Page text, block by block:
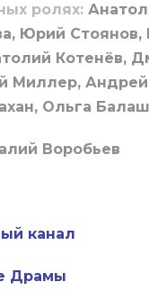
ролях:
Юрий Стоянов,
Котенёв,
Миллер,
Ольга
Воробьев
канал
Драмы